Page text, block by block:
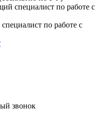
по работе с
звонок